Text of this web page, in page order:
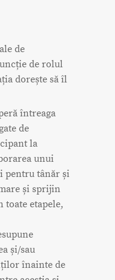
de
de rolul
dorește să îl
întreaga
de
la
unui
pentru tânăr și
și sprijin
etapele,
și/sau
înainte de